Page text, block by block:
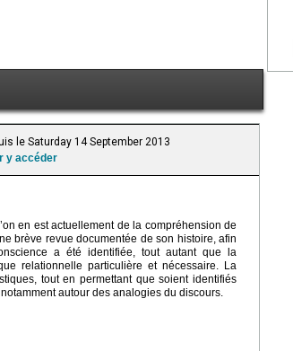
le Saturday 14 September 2013
y accéder
en est actuellement de la compréhension de
brève revue documentée de son histoire, afin
a été identifiée, tout autant que la
relationnelle particulière et nécessaire. La
tout en permettant que soient identifiés
autour des analogies du discours.